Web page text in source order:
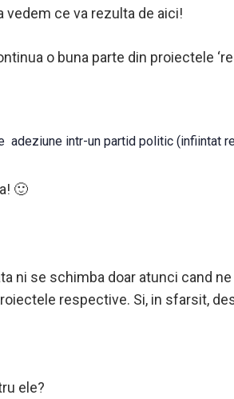
vedem ce va rezulta de aici!
o buna parte din proiectele
adeziune intr-un partid politic (infiintat
🙂
ni se schimba doar atunci cand
respective. Si, in sfarsit,
ele?